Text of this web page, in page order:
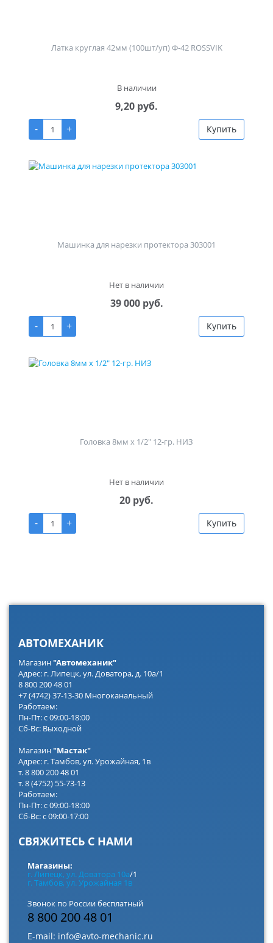
Латка круглая 42мм (100шт/уп) Ф-42 ROSSVIK
В наличии
9,20 руб.
-
+ Купить
Машинка для нарезки протектора 303001
Нет в наличии
39 000 руб.
-
+ Купить
Головка 8мм х 1/2" 12-гр. НИЗ
Нет в наличии
20 руб.
-
+ Купить
АВТОМЕХАНИК
Магазин"Автомеханик"
Адрес: г. Липецк, ул. Доватора, д. 10а/1
8 800 200 48 01
+7 (4742) 37-13-30 Многоканальный
Работаем:
Пн-Пт: с 09:00-18:00
Сб-Вс: Выходной
Магазин"Мастак"
Адрес: г. Тамбов, ул. Урожайная, 1в
т. 8 800 200 48 01
т. 8 (4752) 55-73-13
Работаем:
Пн-Пт: с 09:00-18:00
Сб-Вс: с 09:00-17:00
СВЯЖИТЕСЬ С НАМИ
Магазины:
г. Липецк, ул. Доватора 10а/1
г. Тамбов, ул. Урожайная 1в
Звонок по России бесплатный
8 800 200 48 01
E-mail: info@avto-mechanic.ru